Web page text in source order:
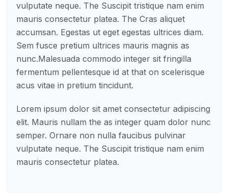
vulputate neque. The Suscipit tristique nam enim
mauris consectetur platea. The Cras aliquet
accumsan. Egestas ut eget egestas ultrices diam.
Sem fusce pretium ultrices mauris magnis as
nunc.Malesuada commodo integer sit fringilla
fermentum pellentesque id at that on scelerisque
acus vitae in pretium tincidunt.
Lorem ipsum dolor sit amet consectetur adipiscing
elit. Mauris nullam the as integer quam dolor nunc
semper. Ornare non nulla faucibus pulvinar
vulputate neque. The Suscipit tristique nam enim
mauris consectetur platea.